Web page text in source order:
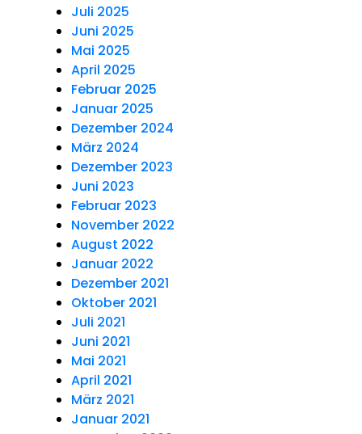
Juli 2025
Juni 2025
Mai 2025
April 2025
Februar 2025
Januar 2025
Dezember 2024
März 2024
Dezember 2023
Juni 2023
Februar 2023
November 2022
August 2022
Januar 2022
Dezember 2021
Oktober 2021
Juli 2021
Juni 2021
Mai 2021
April 2021
März 2021
Januar 2021